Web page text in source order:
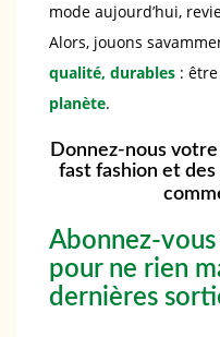
mode aujourd’hui,
Alors, jouons
qualité, durables : être
planète.
Donnez-nous votre
fast fashion et des
Abonnez-
pour ne rien
dernières